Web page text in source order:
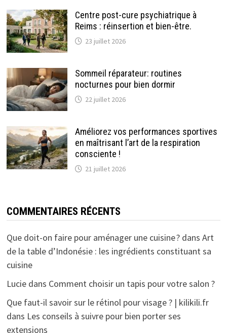
Centre post-cure psychiatrique à
Reims : réinsertion et bien-être.
23 juillet 2026
Sommeil réparateur: routines
nocturnes pour bien dormir
22 juillet 2026
Améliorez vos performances sportives
en maîtrisant l’art de la respiration
consciente !
21 juillet 2026
COMMENTAIRES RÉCENTS
Que doit-on faire pour aménager une cuisine ?dans Art
de la table d’Indonésie : les ingrédients constituant sa
cuisine
Luciedans Comment choisir un tapis pour votre salon ?
Que faut-il savoir sur le rétinol pour visage ? | kilikili.fr
dans Les conseils à suivre pour bien porter ses
extensions